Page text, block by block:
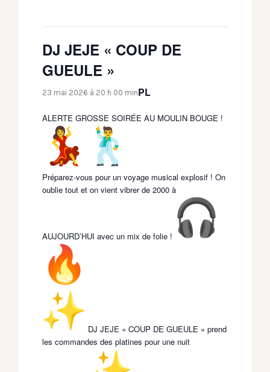
DJ JEJE « COUP DE
GUEULE »
23 mai 2026 à 20 h 00 minPL
ALERTE GROSSE SOIRÉE AU MOULIN BOUGE !
​Préparez-vous pour un voyage musical explosif ! On
oublie tout et on vient vibrer de 2000 à
AUJOURD’HUI avec un mix de folie !
DJ JEJE « COUP DE GUEULE » prend
les commandes des platines pour une nuit